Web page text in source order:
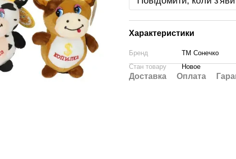
Характеристики
Бренд
ТМ Сонечко
Стан товару
Новое
Доставка Оплата